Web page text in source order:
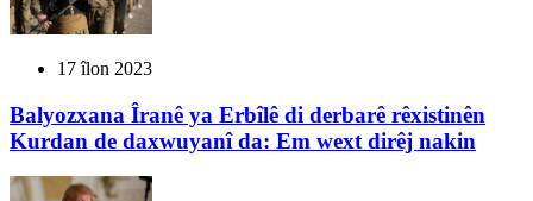
17 îlon 2023
Balyozxana Îranê ya Erbîlê di derbarê rêxistinên
Kurdan de daxwuyanî da: Em wext dirêj nakin